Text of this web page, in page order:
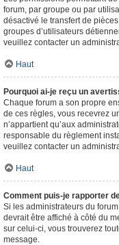
forum, par groupe ou par
désactivé le transfert de
groupes d’utilisateurs
veuillez contacter un
Haut
Pourquoi ai-je reçu un
Chaque forum a son propre
de ces règles, vous recevrez
n’appartient qu’aux
responsable du règlement
veuillez contacter un
Haut
Comment puis-je rapporter
Si les administrateurs du
devrait être affiché à côté du
sur celui-ci, vous trouverez
message.